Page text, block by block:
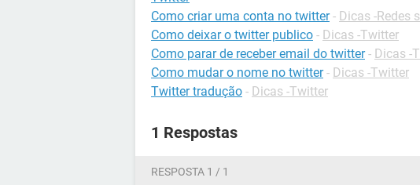
Como criar uma conta no twitter - Dicas -Redes
Como deixar o twitter publico - Dicas -Twitter
Como parar de receber email do twitter - Dicas -
Como mudar o nome no twitter - Dicas -Twitter
Twitter tradução - Dicas -Twitter
1 Respostas
RESPOSTA 1 / 1